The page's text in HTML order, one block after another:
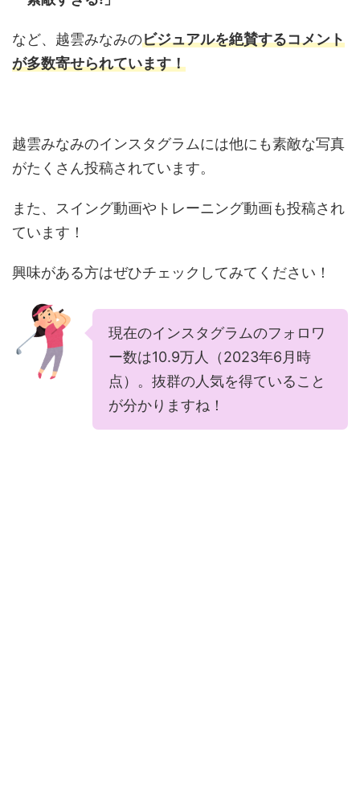
など、越雲みなみのビジュアルを絶賛するコメント
が多数寄せられています！
越雲みなみのインスタグラムには他にも素敵な写真
がたくさん投稿されています。
また、スイング動画やトレーニング動画も投稿され
ています！
興味がある方はぜひチェックしてみてください！
現在のインスタグラムのフォロワ
ー数は10.9万人（2023年6月時
点）。抜群の人気を得ていること
が分かりますね！